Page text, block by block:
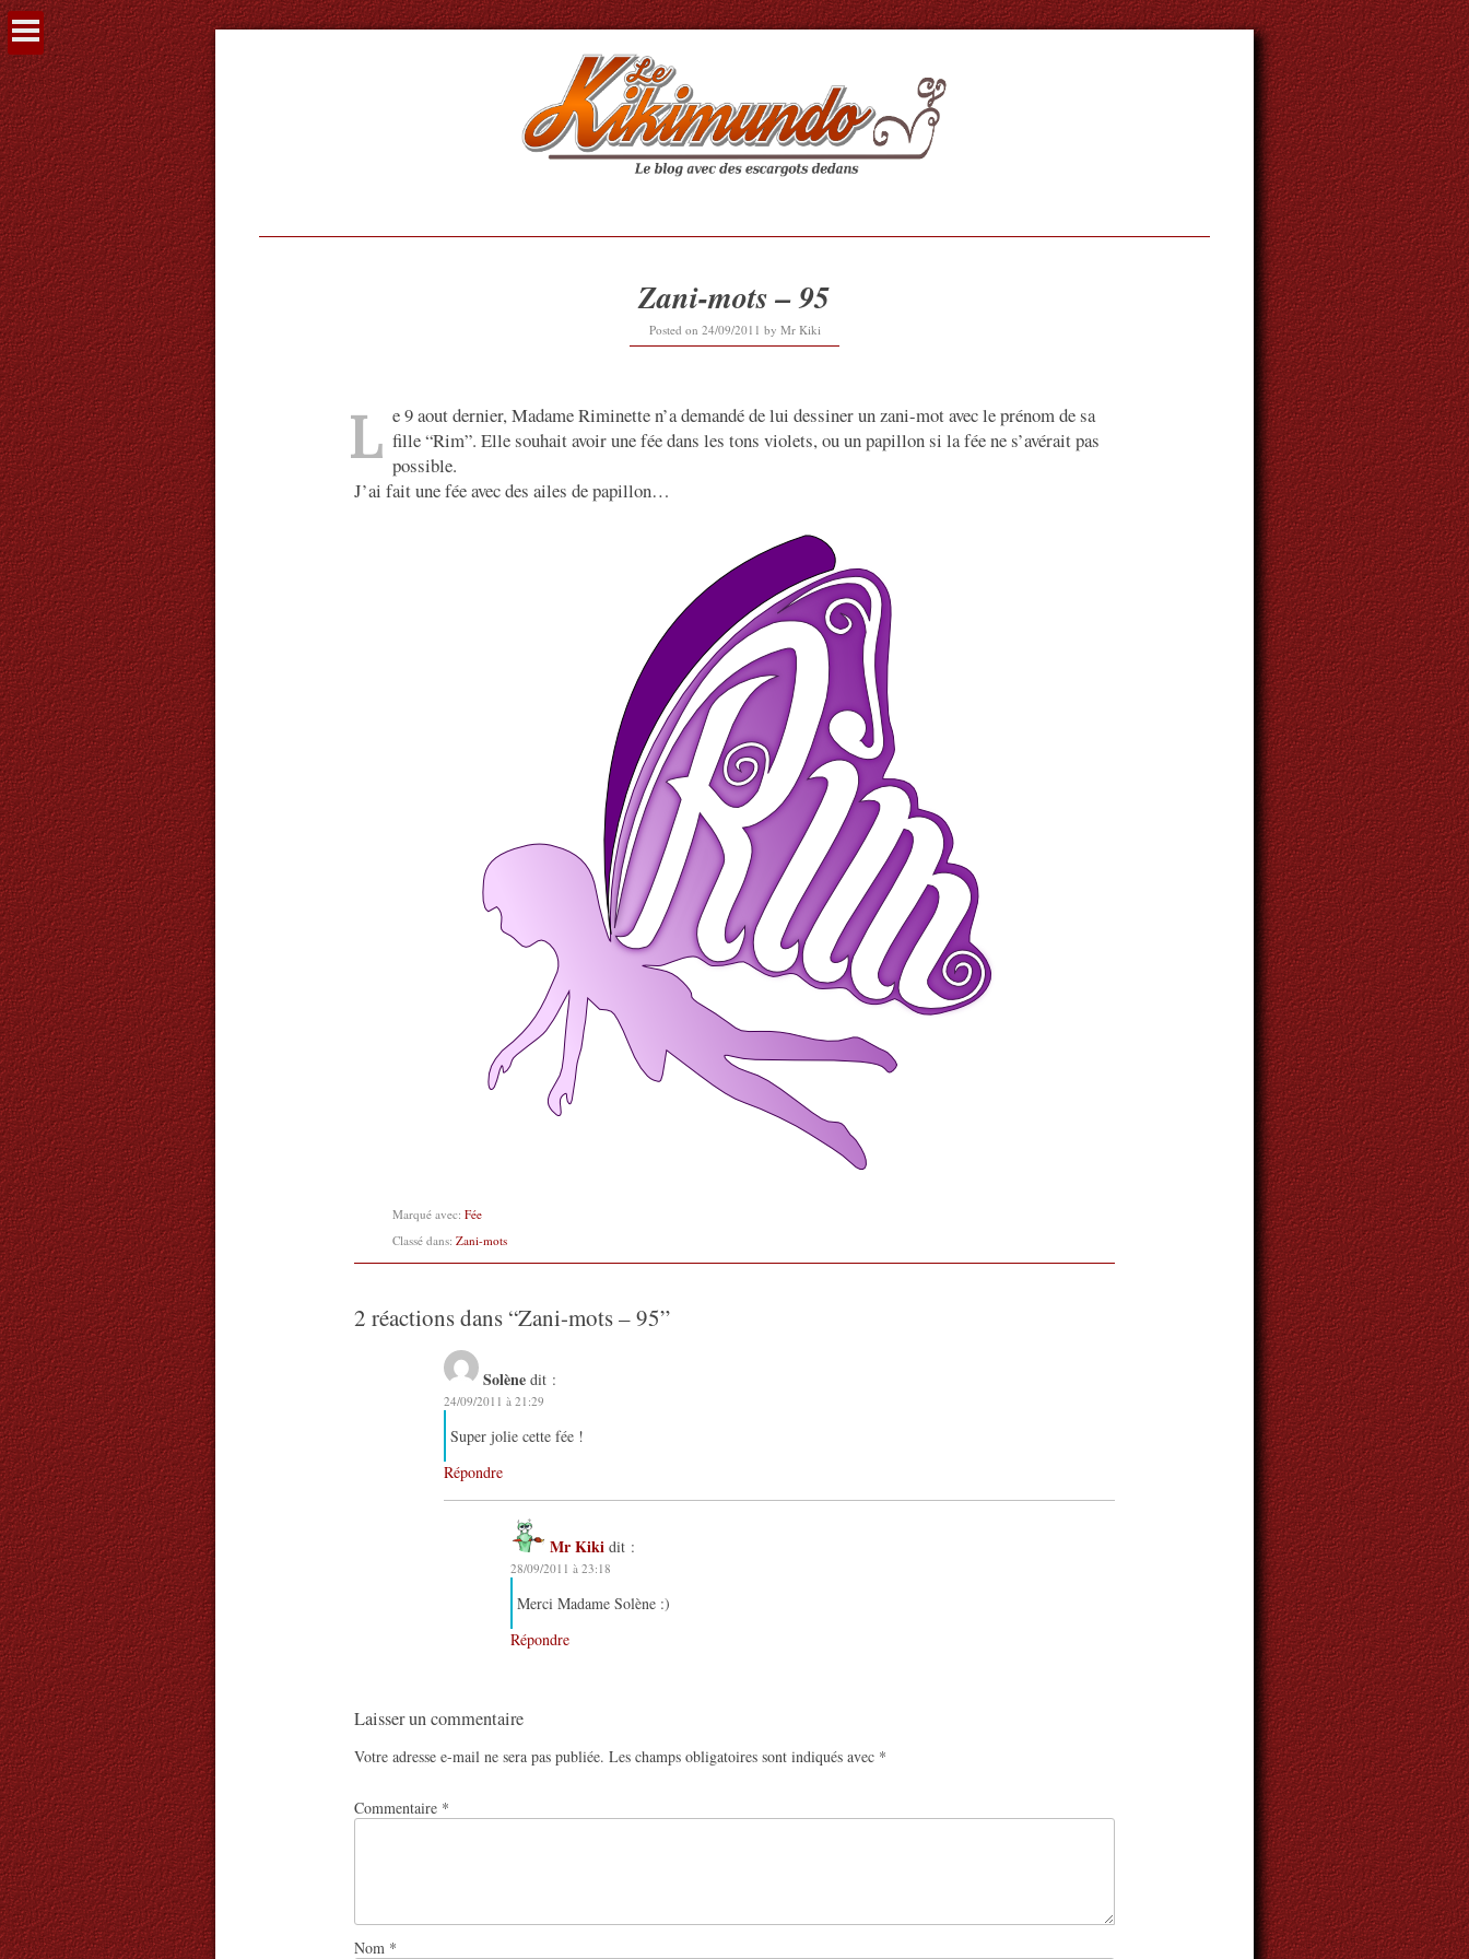
Voir
le
contenu
Zani-mots – 95
Posted on 24/09/2011 16/09/2019
by Mr Kiki
L e 9 aout dernier, Madame Riminette n’a demandé de lui dessiner un zani-mot avec le prénom de sa
fille “Rim”. Elle souhait avoir une fée dans les tons violets, ou un papillon si la fée ne s’avérait pas
possible.
J’ai fait une fée avec des ailes de papillon…
Marqué avec: Fée
Classé dans: Zani-mots
2 réactions dans “Zani-mots – 95”
Solène dit :
24/09/2011 à 21:29
Super jolie cette fée !
Répondre
Mr Kiki dit :
28/09/2011 à 23:18
Merci Madame Solène :)
Répondre
Laisser un commentaire
Votre adresse e-mail ne sera pas publiée. Les champs obligatoires sont indiqués avec *
Commentaire *
Nom *